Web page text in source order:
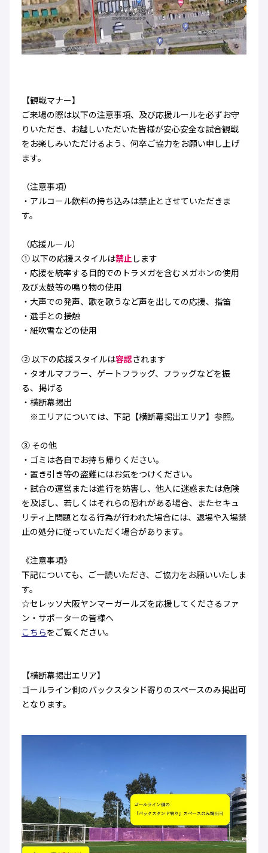
【観戦マナー】
ご来場の際は以下の注意事項、及び応援ルールを必ずお守
りいただき、お越しいただいた皆様が安心安全な試合観戦
をお楽しみいただけるよう、何卒ご協力をお願い申し上げ
ます。
（注意事項）
・アルコール飲料の持ち込みは禁止とさせていただきま
す。
（応援ルール）
① 以下の応援スタイルは禁止 します
・応援を統率する目的でのトラメガを含むメガホンの使用
及び太鼓等の鳴り物の使用
・大声での発声、歌を歌うなど声を出しての応援、指笛
・選手との接触
・紙吹雪などの使用
② 以下の応援スタイルは容認されます
・タオルマフラー、ゲートフラッグ、フラッグなどを振
る、掲げる
・横断幕掲出
※エリアについては、下記【横断幕掲出エリア】参照。
③ その他
・ゴミは各自でお持ち帰りください。
・置き引き等の盗難にはお気をつけください。
・試合の運営または進行を妨害し、他人に迷惑または危険
を及ぼし、若しくはそれらの恐れがある場合、またセキュ
リティ上問題となる行為が行われた場合には、退場や入場禁
止の処分に従っていただく場合があります。
《注意事項》
下記についても、ご一読いただき、ご協力をお願いいたしま
す。
☆セレッソ大阪ヤンマーガールズを応援してくださるファ
ン・サポーターの皆様へ
こちらをご覧ください。
【横断幕掲出エリア】
ゴールライン側のバックスタンド寄りのスペースのみ掲出可
となります。